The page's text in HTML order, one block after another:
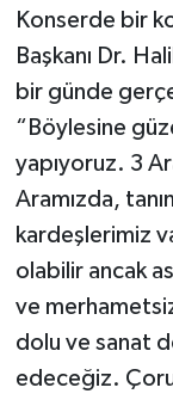
Konserde bir
Başkanı Dr.
bir günde
“Böylesine
yapıyoruz. 3
Aramızda,
kardeşlerimiz
olabilir ancak
ve
dolu ve sanat
edeceğiz.